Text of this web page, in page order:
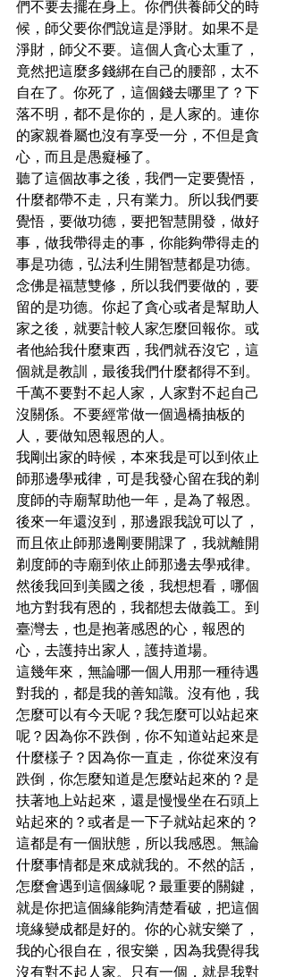
們不要去擺在身上。你們供養師父的時
候，師父要你們說這是淨財。如果不是
淨財，師父不要。這個人貪心太重了，
竟然把這麼多錢綁在自己的腰部，太不
自在了。你死了，這個錢去哪里了？下
落不明，都不是你的，是人家的。連你
的家親眷屬也沒有享受一分，不但是貪
心，而且是愚癡極了。
聽了這個故事之後，我們一定要覺悟，
什麼都帶不走，只有業力。所以我們要
覺悟，要做功德，要把智慧開發，做好
事，做我帶得走的事，你能夠帶得走的
事是功德，弘法利生開智慧都是功德。
念佛是福慧雙修，所以我們要做的，要
留的是功德。你起了貪心或者是幫助人
家之後，就要計較人家怎麼回報你。或
者他給我什麼東西，我們就吞沒它，這
個就是教訓，最後我們什麼都得不到。
千萬不要對不起人家，人家對不起自己
沒關係。不要經常做一個過橋抽板的
人，要做知恩報恩的人。
我剛出家的時候，本來我是可以到依止
師那邊學戒律，可是我發心留在我的剃
度師的寺廟幫助他一年，是為了報恩。
後來一年還沒到，那邊跟我說可以了，
而且依止師那邊剛要開課了，我就離開
剃度師的寺廟到依止師那邊去學戒律。
然後我回到美國之後，我想想看，哪個
地方對我有恩的，我都想去做義工。到
臺灣去，也是抱著感恩的心，報恩的
心，去護持出家人，護持道場。
這幾年來，無論哪一個人用那一種待遇
對我的，都是我的善知識。沒有他，我
怎麼可以有今天呢？我怎麼可以站起來
呢？因為你不跌倒，你不知道站起來是
什麼樣子？因為你一直走，你從來沒有
跌倒，你怎麼知道是怎麼站起來的？是
扶著地上站起來，還是慢慢坐在石頭上
站起來的？或者是一下子就站起來的？
這都是有一個狀態，所以我感恩。無論
什麼事情都是來成就我的。不然的話，
怎麼會遇到這個緣呢？最重要的關鍵，
就是你把這個緣能夠清楚看破，把這個
境緣變成都是好的。你的心就安樂了，
我的心很自在，很安樂，因為我覺得我
沒有對不起人家。只有一個，就是我對